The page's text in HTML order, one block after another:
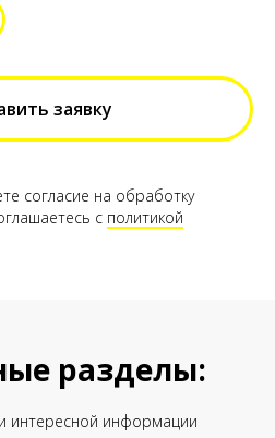
заявку
согласие на обработку
c политикой
разделы:
интересной информации